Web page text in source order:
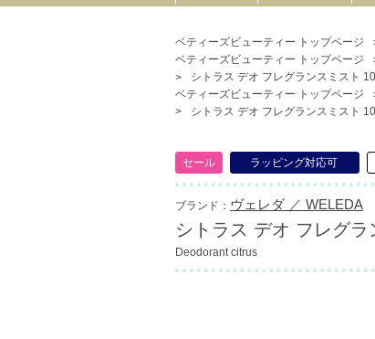
ベティーズビューティー トップページ
ベティーズビューティー トップページ
シトラス デオ フレグランスミスト
ベティーズビューティー トップページ
シトラス デオ フレグランスミスト
セール ラッピング対応可
ブランド： ヴェレダ ／ WELEDA
シトラス デオ フレグ
Deodorant citrus